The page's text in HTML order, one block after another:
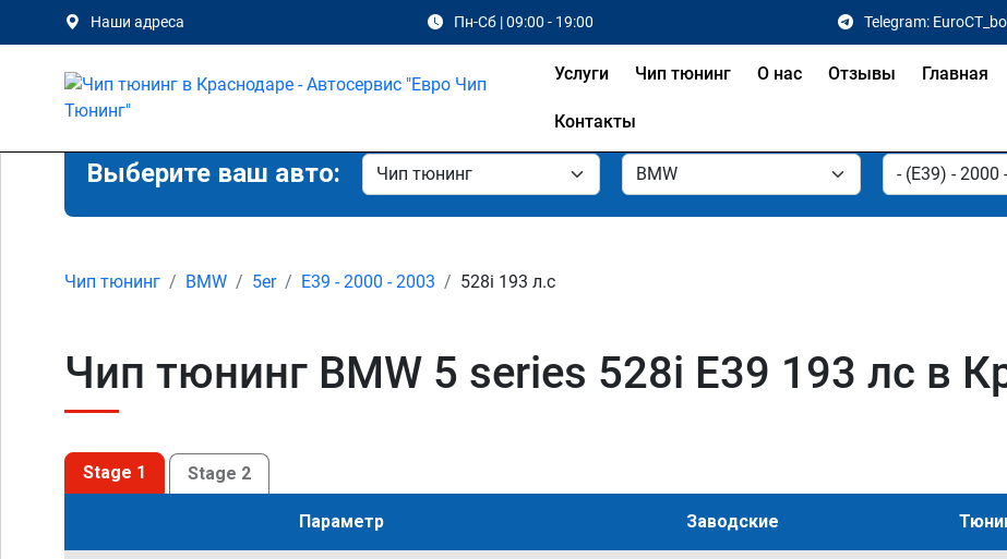
Наши адреса Пн-Сб | 09:00 - 19:00 Telegram:
Услуги Чип тюнинг О нас Отзывы Главная
Контакты
Выберите ваш авто:
Чип тюнинг BMW 5er E39 - 2000 - 2003 528i 193 л.с
Чип тюнинг BMW 5 series 528i E39 193 лс в
Stage 1 Stage 2
Параметр Заводские